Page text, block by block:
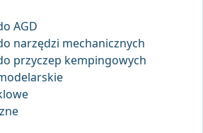
AGD
narzędzi mechanicznych
przyczep kempingowych